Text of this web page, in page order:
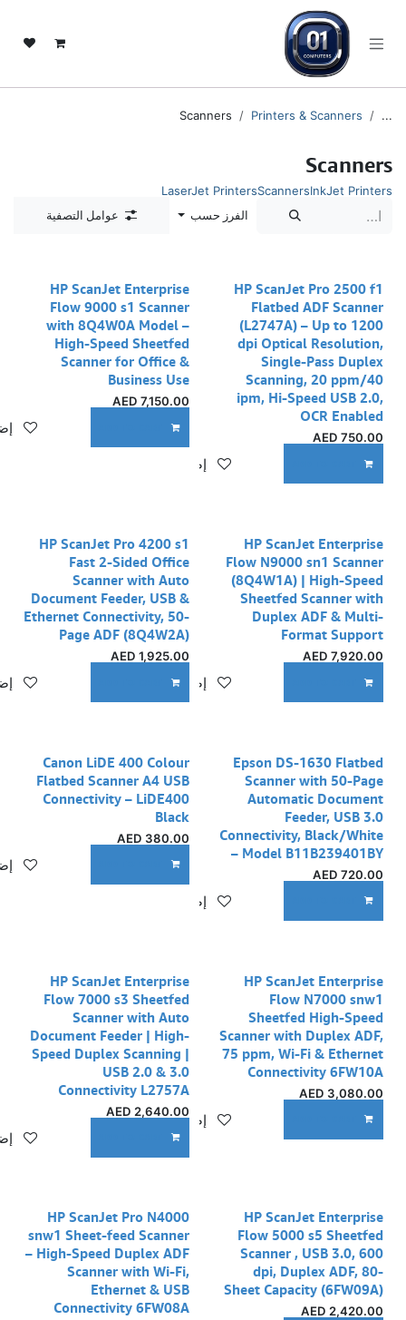
...
Printers & Scanners
Scanners
Scanners
InkJet Printers
Scanners
LaserJet Printers
الفرز حسب
عوامل التصفية
HP ScanJet Pro 2500 f1
Flatbed ADF Scanner
(L2747A) – Up to 1200
dpi Optical Resolution,
Single-Pass Duplex
Scanning, 20 ppm/40
ipm, Hi-Speed USB 2.0,
OCR Enabled
750.00
إضافة إلى قائمة الأمنيات
HP ScanJet Enterprise
Flow 9000 s1 Scanner
with 8Q4W0A Model –
High-Speed Sheetfed
Scanner for Office &
Business Use
7,150.00
AED
HP ScanJet Enterprise
Flow N9000 sn1 Scanner
(8Q4W1A) | High-Speed
Sheetfed Scanner with
Duplex ADF & Multi-
Format Support
7,920.00
إضافة إلى قائمة الأمنيات
HP ScanJet Pro 4200 s1
Fast 2-Sided Office
Scanner with Auto
Document Feeder, USB &
Ethernet Connectivity, 50-
Page ADF (8Q4W2A)
1,925.00
AED
Epson DS-1630 Flatbed
Scanner with 50-Page
Automatic Document
Feeder, USB 3.0
Connectivity, Black/White
– Model B11B239401BY
720.00
إضافة إلى قائمة الأمنيات
نفدت الكمية
Canon LiDE 400 Colour
Flatbed Scanner A4 USB
Connectivity – LiDE400
Black
380.00
HP ScanJet Enterprise
Flow N7000 snw1
Sheetfed High-Speed
Scanner with Duplex ADF,
75 ppm, Wi-Fi & Ethernet
Connectivity 6FW10A
3,080.00
إضافة إلى قائمة الأمنيات
HP ScanJet Enterprise
Flow 7000 s3 Sheetfed
Scanner with Auto
Document Feeder | High-
Speed Duplex Scanning |
USB 2.0 & 3.0
Connectivity L2757A
2,640.00
HP ScanJet Enterprise
Flow 5000 s5 Sheetfed
Scanner , USB 3.0, 600
dpi, Duplex ADF, 80-
Sheet Capacity (6FW09A)
2,420.00
HP ScanJet Pro N4000
snw1 Sheet-feed Scanner
– High-Speed Duplex ADF
Scanner with Wi-Fi,
Ethernet & USB
Connectivity 6FW08A